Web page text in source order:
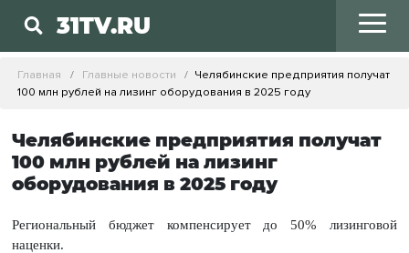
31TV.RU
Главная Главные новости
Челябинские предприятия получат
100 млн рублей на лизинг оборудования в 2025 году
Челябинские предприятия получат
100 млн рублей на лизинг
оборудования в 2025 году
Региональный бюджет компенсирует до 50% лизинговой
наценки.